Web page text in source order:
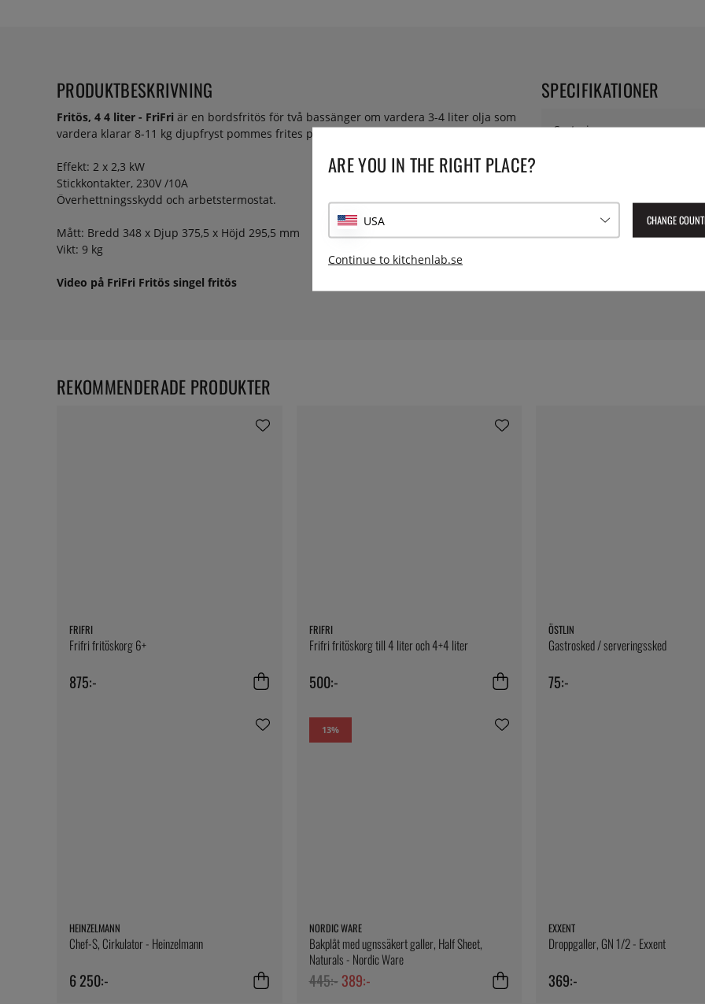
PRODUKTBESKRIVNING
Fritös, 4 4 liter - FriFri är en bordsfritös för två bassänger om vardera 3-4 liter olja som
vardera klarar 8-11 kg djupfryst pommes frites per timme.
Effekt: 2 x 2,3 kW
Stickkontakter, 230V /10A
Överhettningsskydd och arbetstermostat.
Mått: Bredd 348 x Djup 375,5 x Höjd 295,5 mm
Vikt: 9 kg
Video på FriFri Fritös singel fritös
SPECIFIKATIONER
Sortering:
FRIFRI
Frifri fritöskorg 6+
875:-
FRIFRI
Frifri fritöskorg till 4 liter och 4+4 liter
500:-
ÖSTLIN
Gastrosked / serveringssked
75:-
HEINZELMANN
Chef-S, Cirkulator - Heinzelmann
6 250:-
13%
NORDIC WARE
Bakplåt med ugnssäkert galler, Half Sheet,
Naturals - Nordic Ware
445:- 389:-
EXXENT
Droppgaller, GN 1/2 - Exxent
369:-
REKOMMENDERADE PRODUKTER
ARE YOU IN THE RIGHT PLACE?
USA CHANGE
Continue to kitchenlab.se